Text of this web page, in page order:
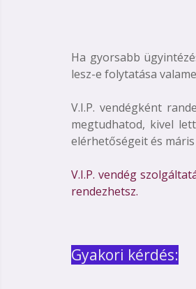
Ha gyorsabb
lesz-e folytatása
V.I.P. vendégként
megtudhatod, kivel
elérhetőségeit és
V.I.P. vendég
rendezhetsz.
Gyakori kérdés: